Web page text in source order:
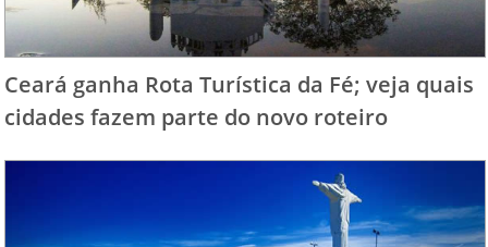
Ceará ganha Rota Turística da Fé; veja quais
cidades fazem parte do novo roteiro